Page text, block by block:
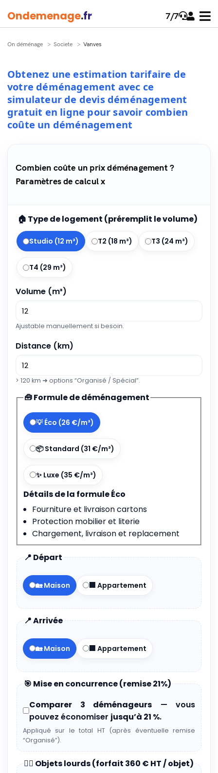
Ondemenage.fr 7/7
On déménage Societe Vanves
Obtenez une estimation tarifaire de
votre déménagement avec ce
simulateur de devis déménagement
gratuit en ligne pour savoir combien
coûte un déménagement
Combien coûte un prix déménagement ?
Paramètres de calcul x
🏠 Type de logement (préremplit le volume)
Studio (12 m³) T2 (18 m³) T3 (24 m³)
T4 (29 m³)
Volume (m³)
Ajustable manuellement si besoin.
Distance (km)
> 120 km ➜ options “Organisé / Spécial”.
🧰 Formule de déménagement
💡 Éco (26 €/m³)
📦 Standard (31 €/m³)
✨ Luxe (35 €/m³)
Détails de la formule Éco
Fourniture et livraison cartons
Protection mobilier et literie
Chargement, livraison et replacement
📍 Départ
🏡 Maison 🏢 Appartement
📍 Arrivée
🏡 Maison 🏢 Appartement
🎯 Mise en concurrence (remise 21%)
Comparer 3 déménageurs — vous
pouvez économiser jusqu’à 21 %.
Appliqué sur le total HT (après éventuelle remise
“Organisé”).
🏋️‍♂️ Objets lourds (forfait 360 € HT / objet)